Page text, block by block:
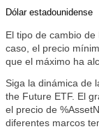
Dólar estadounidense
El tipo de cambio
caso, el precio
que el máximo ha
Siga la dinámica de
the Future ETF. El
el precio de
diferentes marcos